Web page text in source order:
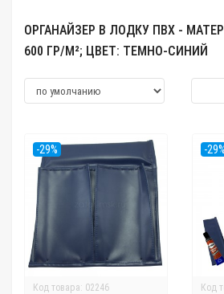
ОРГАНАЙЗЕР В ЛОДКУ ПВХ -
600 ГР/М²; ЦВЕТ: ТЕМНО-СИНИЙ
-29%
Код товара: 02246
-29%
Код